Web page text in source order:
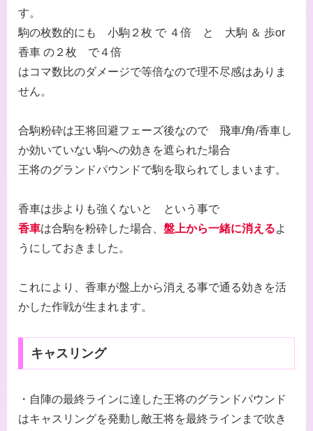
す。
駒の枚数的にも 小駒２枚 で ４倍 と 大駒 ＆ 歩or
香車 の２枚 で４倍
はコマ数比のダメージで等倍なので理不尽感はありま
せん。
合駒粉砕は王将回避フェーズ後なので 飛車/角/香車し
か効いていない駒への効きを遮られた場合
王将のグランドパウンドで駒を取られてしまいます。
香車は歩よりも強くないと という事で
香車は合駒を粉砕した場合、 盤上から一緒に消えるよ
うにしておきました。
これにより、香車が盤上から消える事で通る効きを活
かした作戦が生まれます。
キャスリング
・自陣の最終ラインに達した王将のグランドパウンド
はキャスリングを発動し敵王将を最終ラインまで吹き